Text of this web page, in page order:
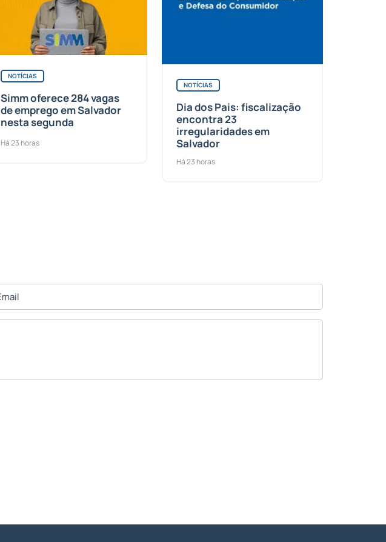
NOTÍCIAS
Simm oferece 284 vagas
de emprego em Salvador
nesta segunda
Há 23 horas
NOTÍCIAS
Dia dos Pais: fiscalização
encontra 23
irregularidades em
Salvador
Há 23 horas